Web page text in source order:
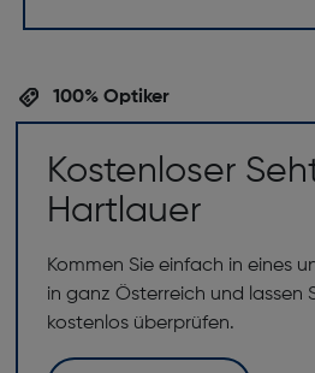
100% Optiker
Kostenloser
Hartlauer
Kommen Sie einfach in eines
in ganz Österreich und lassen
kostenlos überprüfen.